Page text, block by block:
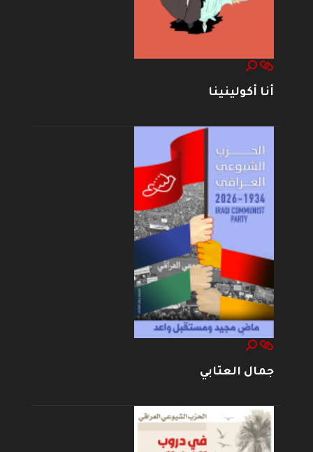
أنا أكولينينا
جمال العتابي